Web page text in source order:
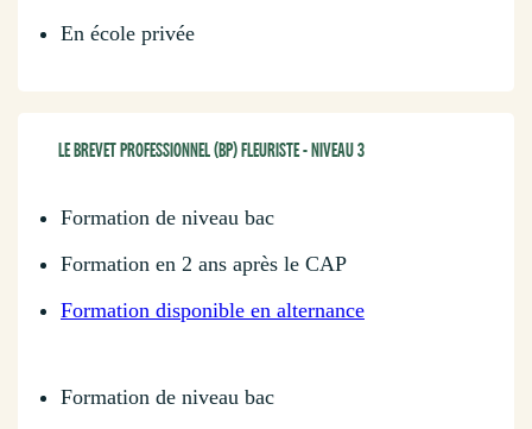
En école privée
LE BREVET PROFESSIONNEL (BP) FLEURISTE - NIVEAU 3
Formation de niveau bac
Formation en 2 ans après le CAP
Formation disponible en alternance
Formation de niveau bac